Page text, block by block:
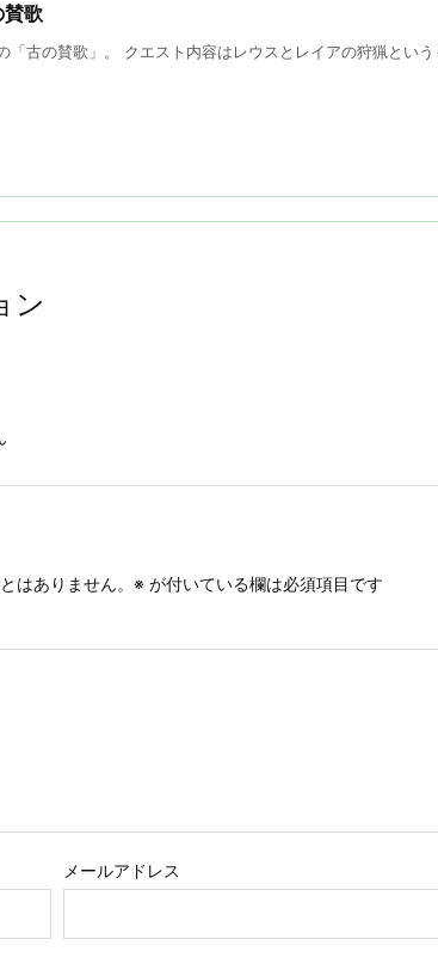
歌
「古の賛歌」。 クエスト内容はレウスとレイアの狩猟とい
ン
はありません。 ※ が付いている欄は必須項目です
メールアドレス